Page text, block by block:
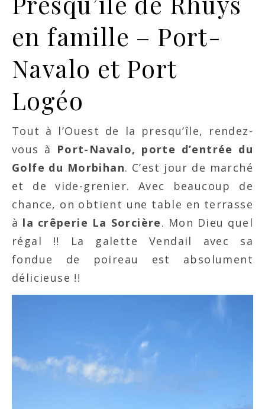
en famille – Port-
Navalo et Port
Logéo
Tout à l’Ouest de la presqu’île, rendez-
vous à Port-Navalo, porte d’entrée du
Golfe du Morbihan. C’est jour de marché
et de vide-grenier. Avec beaucoup de
chance, on obtient une table en terrasse
à la crêperie La Sorcière. Mon Dieu quel
régal !! La galette Vendail avec sa
fondue de poireau est absolument
délicieuse !!